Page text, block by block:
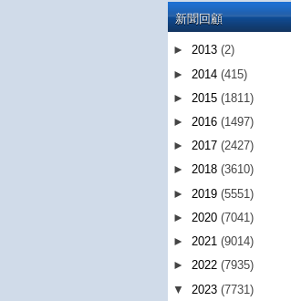
新聞回顧
► 2013 (2)
► 2014 (415)
► 2015 (1811)
► 2016 (1497)
► 2017 (2427)
► 2018 (3610)
► 2019 (5551)
► 2020 (7041)
► 2021 (9014)
► 2022 (7935)
▼ 2023 (7731)